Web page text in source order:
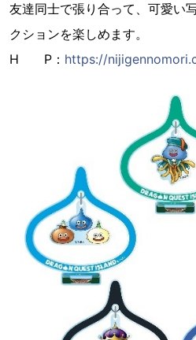
友達同士で張り合って、可愛い
クションを楽しめます。
H P： https://